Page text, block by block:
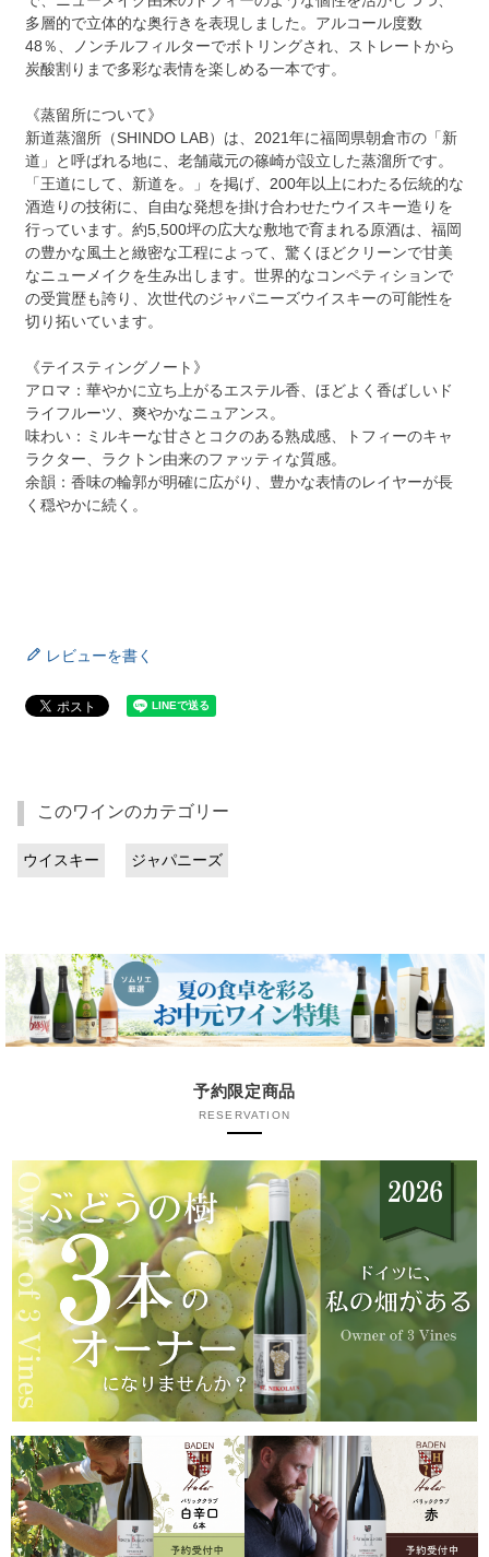
多層的で立体的な奥行きを表現しました。アルコール度数
48％、ノンチルフィルターでボトリングされ、ストレートから
炭酸割りまで多彩な表情を楽しめる一本です。
《蒸留所について》
新道蒸溜所（SHINDO LAB）は、2021年に福岡県朝倉市の「新
道」と呼ばれる地に、老舗蔵元の篠崎が設立した蒸溜所です。
「王道にして、新道を。」を掲げ、200年以上にわたる伝統的な
酒造りの技術に、自由な発想を掛け合わせたウイスキー造りを
行っています。約5,500坪の広大な敷地で育まれる原酒は、福岡
の豊かな風土と緻密な工程によって、驚くほどクリーンで甘美
なニューメイクを生み出します。世界的なコンペティションで
の受賞歴も誇り、次世代のジャパニーズウイスキーの可能性を
切り拓いています。
《テイスティングノート》
アロマ：華やかに立ち上がるエステル香、ほどよく香ばしいド
ライフルーツ、爽やかなニュアンス。
味わい：ミルキーな甘さとコクのある熟成感、トフィーのキャ
ラクター、ラクトン由来のファッティな質感。
余韻：香味の輪郭が明確に広がり、豊かな表情のレイヤーが長
く穏やかに続く。
レビューを書く
このワインのカテゴリー
ウイスキー ジャパニーズ
予約限定商品
RESERVATION